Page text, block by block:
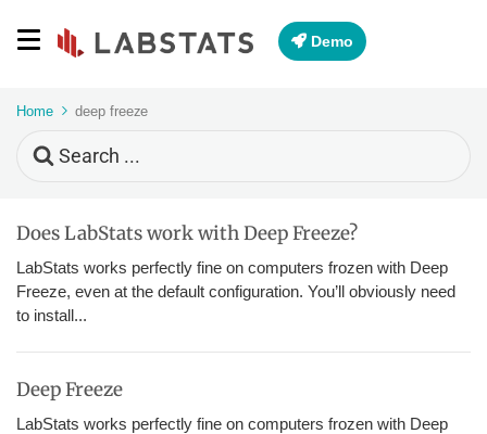
Demo
Home deep freeze
For
Does LabStats work with Deep Freeze?
LabStats works perfectly fine on computers frozen with Deep
Freeze, even at the default configuration. You’ll obviously need
to install...
Deep Freeze
LabStats works perfectly fine on computers frozen with Deep